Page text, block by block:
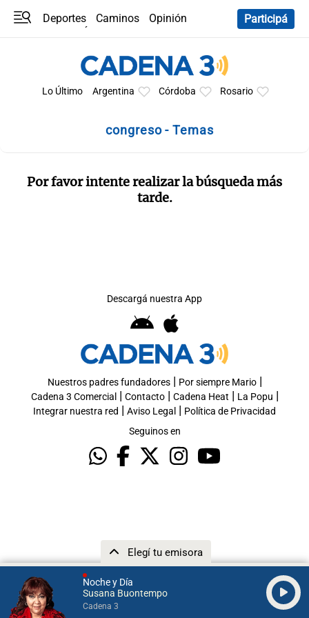
Noche y Día
Susana Buontempo
Cadena 3
Elegí tu emisora
Deportes Caminos
Opinión
Participá
Lo Último Argentina Córdoba Rosario
congreso - Temas
Por favor intente realizar la búsqueda más
tarde.
Descargá nuestra App
Nuestros padres fundadores| Por siempre Mario|
Cadena 3 Comercial | Contacto| Cadena Heat | La Popu |
Integrar nuestra red | Aviso Legal | Política de Privacidad
Seguinos en